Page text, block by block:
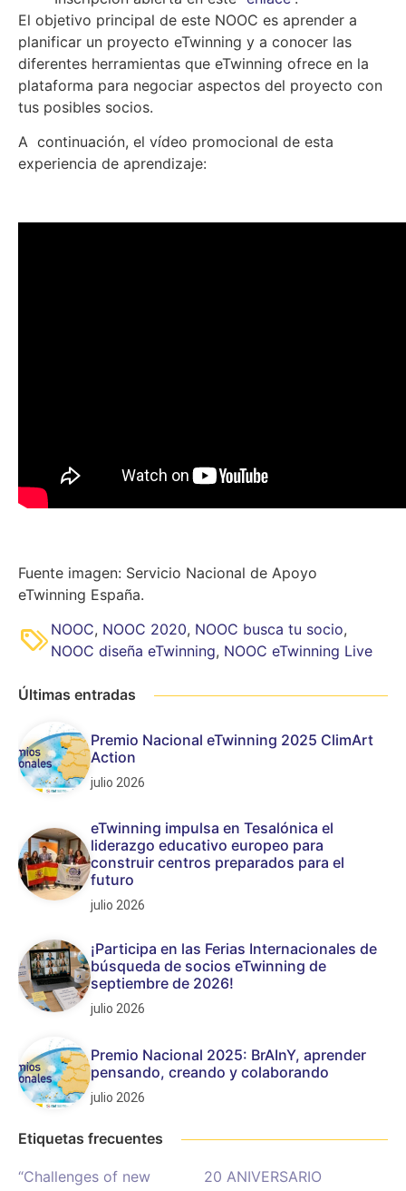
El objetivo principal de este NOOC es aprender a
planificar un proyecto eTwinning y a conocer las
diferentes herramientas que eTwinning ofrece en la
plataforma para negociar aspectos del proyecto con
tus posibles socios.
A continuación, el vídeo promocional de esta
experiencia de aprendizaje:
Fuente imagen: Servicio Nacional de Apoyo
eTwinning España.
NOOC, NOOC 2020, NOOC busca tu socio,
NOOC diseña eTwinning, NOOC eTwinning Live
Últimas entradas
Premio Nacional eTwinning 2025 ClimArt
Action
julio 2026
eTwinning impulsa en Tesalónica el
liderazgo educativo europeo para
construir centros preparados para el
futuro
julio 2026
¡Participa en las Ferias Internacionales de
búsqueda de socios eTwinning de
septiembre de 2026!
julio 2026
Premio Nacional 2025: BrAInY, aprender
pensando, creando y colaborando
julio 2026
Etiquetas frecuentes
“Challenges of new
20 ANIVERSARIO